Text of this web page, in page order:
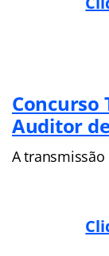
Concurso
Auditor
A